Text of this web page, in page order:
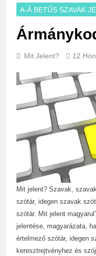
A-Á BETŰS SZAVAK
Mit Jelent? 12
Mit jelent? Szavak,
szótár, idegen szavak
szótár. Mit jelent
jelentése, magyarázata,
értelmező szótár, idegen
keresztrejtvényhez és